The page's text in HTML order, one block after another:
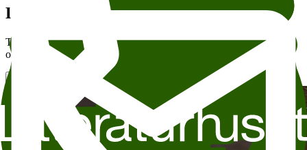
Do you want to rent Wergeland?
This event will take place in Wergeland. Wergeland is the main hall
of the House of Literature and is located on the first floor.
Read more about renting